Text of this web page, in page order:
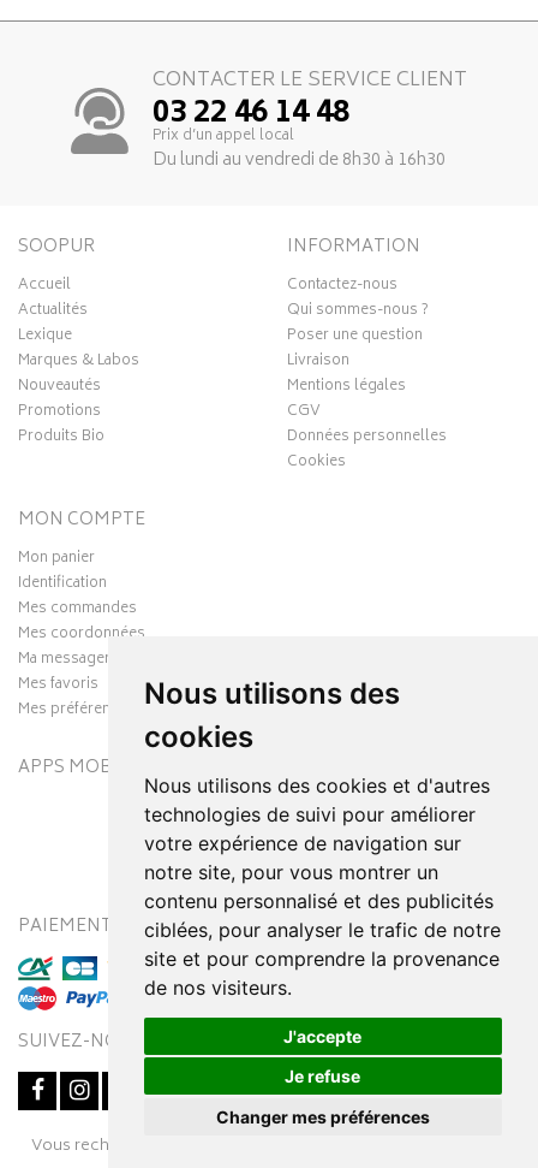
Nous utilisons des
cookies
Nous utilisons des cookies et d'autres
technologies de suivi pour améliorer
votre expérience de navigation sur
notre site, pour vous montrer un
contenu personnalisé et des publicités
ciblées, pour analyser le trafic de notre
site et pour comprendre la provenance
de nos visiteurs.
J'accepte
Je refuse
Changer mes préférences
CONTACTER LE SERVICE CLIENT
03 22 46 14 48
Prix d’un appel local
Du lundi au vendredi de 8h30 à 16h30
SOOPUR
Accueil
Actualités
Lexique
Marques & Labos
Nouveautés
Promotions
Produits Bio
INFORMATION
Contactez-nous
Qui sommes-nous ?
Poser une question
Livraison
Mentions légales
CGV
Données personnelles
Cookies
MON COMPTE
Mon panier
Identification
Mes commandes
Mes coordonnées
Ma messagerie
Mes favoris
Mes préférences Cookies
APPS MOBILES
PAIEMENT SÉCURISÉ MODES DE LIVRAISON
SUIVEZ-NOUS SUR
Vous recherchez un médicament ? Découvrez la pharmacie en